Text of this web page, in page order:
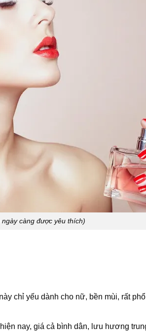
càng được yêu thích)
chỉ yếu dành cho nữ, bền mùi, rất
nay, giá cả bình dân, lưu hương